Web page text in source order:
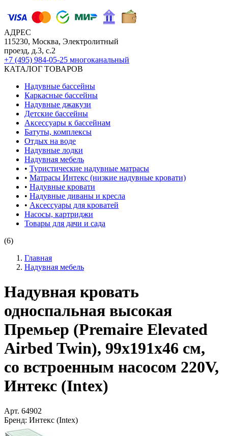
АДРЕС
115230, Москва, Электролитный
проезд, д.3, с.2
+7 (495) 984-05-25 многоканальный
КАТАЛОГ ТОВАРОВ
Надувные бассейны
Каркасные бассейны
Надувные джакузи
Детские бассейны
Аксессуары к бассейнам
Батуты, комплексы
Отдых на воде
Надувные лодки
Надувная мебель
• Туристические надувные матрасы
• Матрасы Интекс (низкие надувные кровати)
• Надувные кровати
• Надувные диваны и кресла
• Аксессуары для кроватей
Насосы, картриджи
Товары для дачи и сада
(6)
Главная
Надувная мебель
Надувная кровать
односпальная высокая
Премьер (Premaire Elevated
Airbed Twin), 99х191х46 см,
со встроенным насосом 220V,
Интекс (Intex)
Арт. 64902
Бренд: Интекс (Intex)